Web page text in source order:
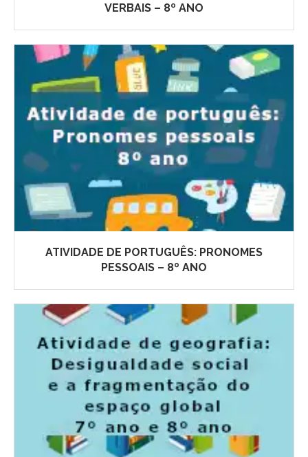
VERBAIS – 8º ANO
ATIVIDADE DE PORTUGUÊS: PRONOMES
PESSOAIS – 8º ANO